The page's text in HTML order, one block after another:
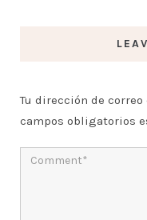
Tu dirección de
campos obligatorios